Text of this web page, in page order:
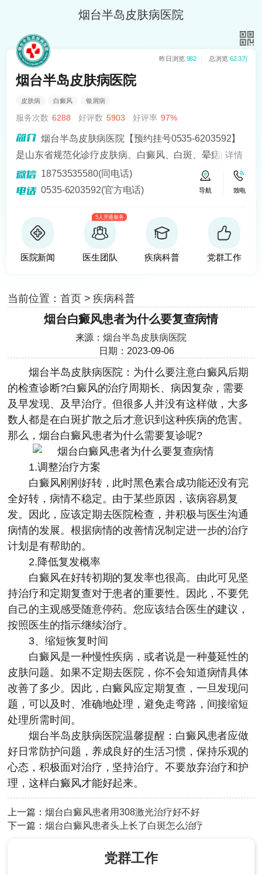
烟台半岛皮肤病医院
昨日浏览 982 总浏览 62.3万
烟台半岛皮肤病医院
皮肤病 白癜风 银屑病
服务次数 6288 好评数 5903 好评率 97%
烟台半岛皮肤病医院【预约挂号0535-6203592】
是山东省规范化诊疗皮肤病、白癜风、白斑、晕痣的医
院。熟悉皮肤病科常见病、多发病、疑难病的诊治，尤
其擅长光化学疗法、窄波紫外线、308准分子激光以及外
移植治疗白癜风，包括自体表皮移植、微小皮片移植、
自体培养黑素细胞移植等。
详情
18753535580(同电话)
0535-6203592(官方电话)
导航 致电
医院新闻
5人开通服务
医生团队 疾病科普 党群工作
当前位置： 首页>疾病科普
烟台白癜风患者为什么要复查病情
来源：烟台半岛皮肤病医院
日期：2023-09-06
烟台半岛皮肤病医院 ：为什么要注意白癜风后期
的检查诊断?白癜风的治疗周期长、病因复杂，需要
及早发现、及早治疗。但很多人并没有这样做，大多
数人都是在白斑扩散之后才意识到这种疾病的危害。
那么，烟台白癜风患者为什么需要复诊呢?
1.调整治疗方案
白癜风刚刚好转，此时黑色素合成功能还没有完
全好转，病情不稳定。由于某些原因，该病容易复
发。因此，应该定期去医院检查，并积极与医生沟通
病情的发展。根据病情的改善情况制定进一步的治疗
计划是有帮助的。
2.降低复发概率
白癜风在好转初期的复发率也很高。由此可见坚
持治疗和定期复查对于患者的重要性。因此，不要凭
自己的主观感受随意停药。您应该结合医生的建议，
按照医生的指示继续治疗。
3、缩短恢复时间
白癜风是一种慢性疾病，或者说是一种蔓延性的
皮肤问题。如果不定期去医院，你不会知道病情具体
改善了多少。因此，白癜风应定期复查，一旦发现问
题，可以及时、准确地处理，避免走弯路，间接缩短
处理所需时间。
烟台半岛皮肤病医院温馨提醒：白癜风患者应做
好日常防护问题，养成良好的生活习惯，保持乐观的
心态，积极面对治疗，坚持治疗。不要放弃治疗和护
理，这样白癜风才能好起来。
上一篇：烟台白癜风患者用308激光治疗好不好
下一篇：烟台白癜风患者头上长了白斑怎么治疗
党群工作